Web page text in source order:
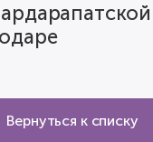
Вернуться к списку